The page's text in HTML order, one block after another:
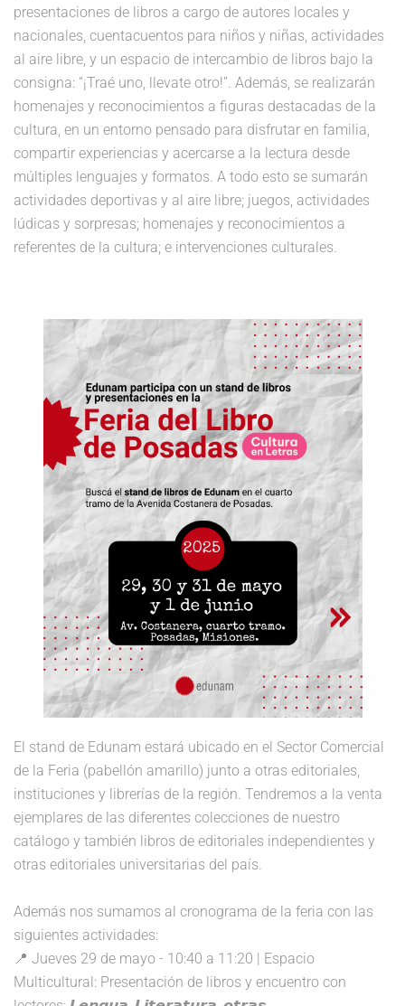
presentaciones de libros a cargo de autores locales y
nacionales, cuentacuentos para niños y niñas, actividades
al aire libre, y un espacio de intercambio de libros bajo la
consigna: “¡Traé uno, llevate otro!”. Además, se realizarán
homenajes y reconocimientos a figuras destacadas de la
cultura, en un entorno pensado para disfrutar en familia,
compartir experiencias y acercarse a la lectura desde
múltiples lenguajes y formatos. A todo esto se sumarán
actividades deportivas y al aire libre; juegos, actividades
lúdicas y sorpresas; homenajes y reconocimientos a
referentes de la cultura; e intervenciones culturales.
El stand de Edunam estará ubicado en el Sector Comercial
de la Feria (pabellón amarillo) junto a otras editoriales,
instituciones y librerías de la región. Tendremos a la venta
ejemplares de las diferentes colecciones de nuestro
catálogo y también libros de editoriales independientes y
otras editoriales universitarias del país.
Además nos sumamos al cronograma de la feria con las
siguientes actividades:
📍 Jueves 29 de mayo - 10:40 a 11:20 | Espacio
Multicultural: Presentación de libros y encuentro con